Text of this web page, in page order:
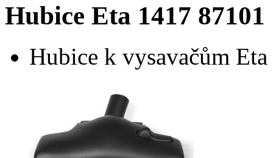
Hubice Eta 1417 87101
Hubice k vysavačům